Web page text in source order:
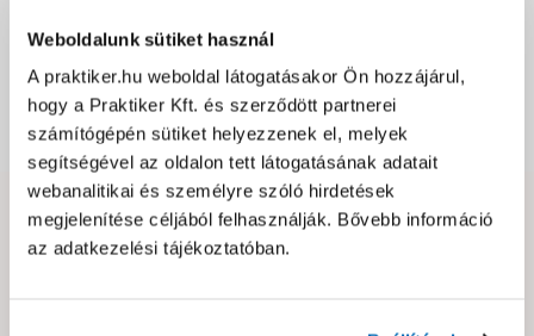
Weboldalunk sütiket használ
A praktiker.hu weboldal látogatásakor Ön hozzájárul,
hogy a Praktiker Kft. és szerződött partnerei
számítógépén sütiket helyezzenek el, melyek
segítségével az oldalon tett látogatásának adatait
webanalitikai és személyre szóló hirdetések
megjelenítése céljából felhasználják. Bővebb információ
az adatkezelési tájékoztatóban.
Dokumentumok, felelős személy
Hibát találtál az oldalon vagy a termék leírásában?
Kérjük jelezd nekünk!